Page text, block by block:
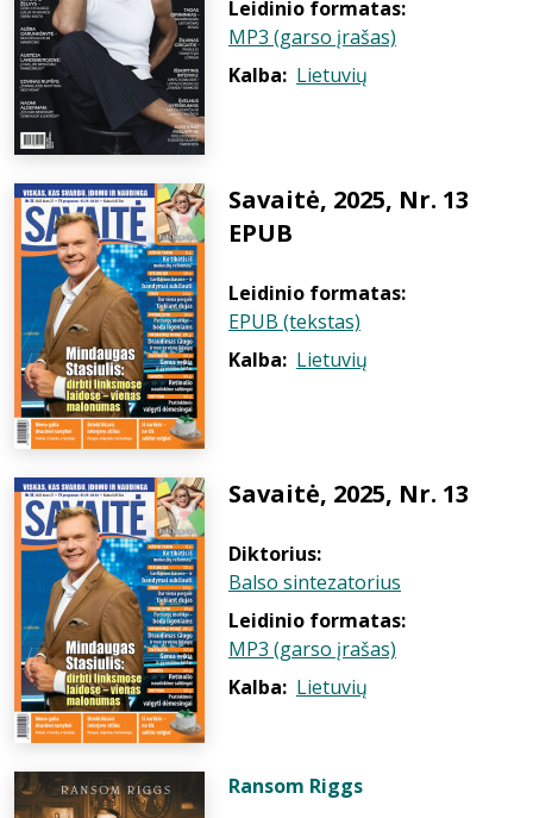
Leidinio formatas:
MP3 (garso įrašas)
Kalba: Lietuvių
Savaitė, 2025, Nr. 13
EPUB
Leidinio formatas:
EPUB (tekstas)
Kalba: Lietuvių
Savaitė, 2025, Nr. 13
Diktorius:
Balso sintezatorius
Leidinio formatas:
MP3 (garso įrašas)
Kalba: Lietuvių
Ransom Riggs